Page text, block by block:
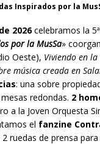
Inspirados por la
de 2026celebramos la
por la MusSa»
Oeste), Viviendo en la
música creada en
: una sobre
redondas. 2
a la Joven Orquesta
el fanzine
ruedas de prensa